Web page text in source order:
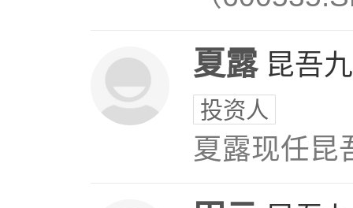
夏露 昆吾
投资人
夏露现任昆